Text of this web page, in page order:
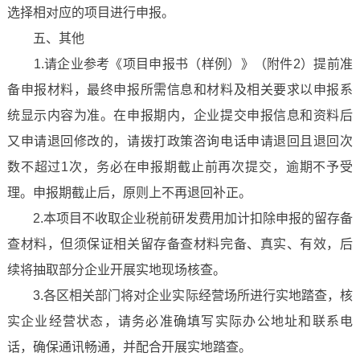
选择相对应的项目进行申报。
五、其他
1.请企业参考《项目申报书（样例）》（附件2）提前准
备申报材料，最终申报所需信息和材料及相关要求以申报系
统显示内容为准。在申报期内，企业提交申报信息和资料后
又申请退回修改的，请拨打政策咨询电话申请退回且退回次
数不超过1次，务必在申报期截止前再次提交，逾期不予受
理。申报期截止后，原则上不再退回补正。
2.本项目不收取企业税前研发费用加计扣除申报的留存备
查材料，但须保证相关留存备查材料完备、真实、有效，后
续将抽取部分企业开展实地现场核查。
3.各区相关部门将对企业实际经营场所进行实地踏查，核
实企业经营状态，请务必准确填写实际办公地址和联系电
话，确保通讯畅通，并配合开展实地踏查。